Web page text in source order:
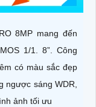
8MP mang đến
1/1. 8”. Công
có màu sắc đẹp
ngược sáng WDR,
ảnh tối ưu